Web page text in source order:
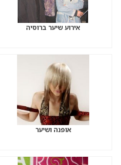
אירוע שיער ברוסיה
אופנה ושיער